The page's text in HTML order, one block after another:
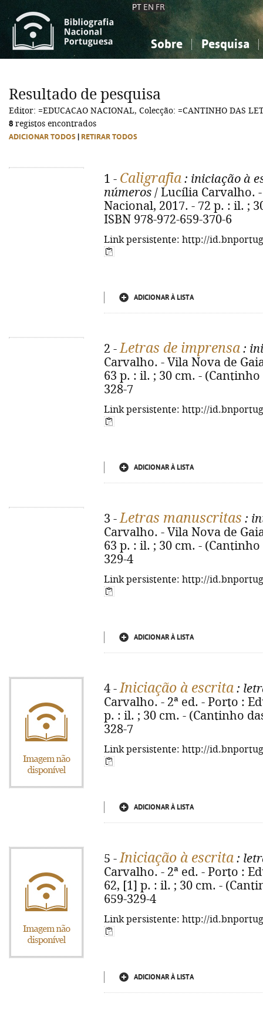
PT EN FR
Sobre Pesquisa
Ciências sociais...
Arte, desporto...
Ciências sociais...
Arte, desporto...
Resultado de pesquisa
Editor: =EDUCACAO NACIONAL, Colecção: =CANTINHO DAS
8 registos encontrados
ADICIONAR TODOS RETIRAR TODOS
1 - Caligrafia : iniciação à
números / Lucília Carvalho.
Nacional, 2017. - 72 p. : il. ;
ISBN 978-972-659-370-6
Link persistente: http://
ADICIONAR À LISTA
2 -Letras de imprensa :
Carvalho. - Vila Nova de
63 p. : il. ; 30 cm. - (Cantinho
328-7
Link persistente: http://
ADICIONAR À LISTA
3 -Letras manuscritas :
Carvalho. - Vila Nova de
63 p. : il. ; 30 cm. - (Cantinho
329-4
Link persistente: http://
ADICIONAR À LISTA
4 -Iniciação à escrita :
Carvalho. - 2ª ed. - Porto :
p. : il. ; 30 cm. - (Cantinho
328-7
Link persistente: http://
ADICIONAR À LISTA
5 -Iniciação à escrita :
Carvalho. - 2ª ed. - Porto :
62, [1] p. : il. ; 30 cm. -
659-329-4
Link persistente: http://
ADICIONAR À LISTA